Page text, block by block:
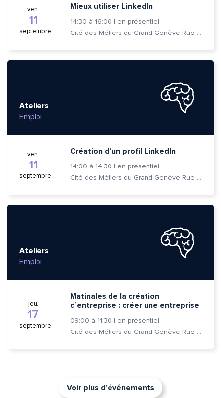
ven.
11
septembre
Mieux utiliser LinkedIn
14:30 à 16:00 | en présentiel
Cité des Métiers du Grand Genève Rue Prévost-Martin 6 1205 Genève
Ateliers
Emploi
ven.
11
septembre
Création d’un profil LinkedIn
14:00 à 14:30 | en présentiel
Cité des Métiers du Grand Genève Rue Prévost-Martin 6 1205 Genève
Ateliers
Emploi
jeu.
17
septembre
Matinales de la création
d’entreprise : créer une entreprise
09:00 à 11:30 | en présentiel
Cité des Métiers du Grand Genève Rue Prévost-Martin 6 1205 Genève
Voir plus d’événements